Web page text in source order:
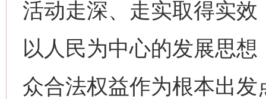
活动走深、走实取得实
以人民为中心的发展思
众合法权益作为根本出